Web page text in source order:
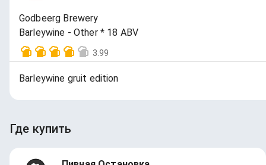
Godbeerg Brewery
Barleywine - Other * 18 ABV
3.99
Barleywine gruit edition
Где купить